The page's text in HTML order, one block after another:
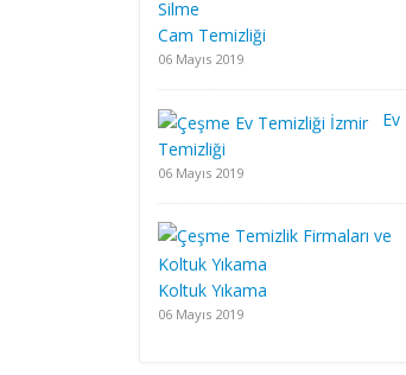
Cam Temizliği
06 Mayıs 2019
Ev
Temizliği
06 Mayıs 2019
Koltuk Yıkama
06 Mayıs 2019